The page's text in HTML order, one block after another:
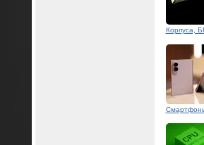
Корпуса,